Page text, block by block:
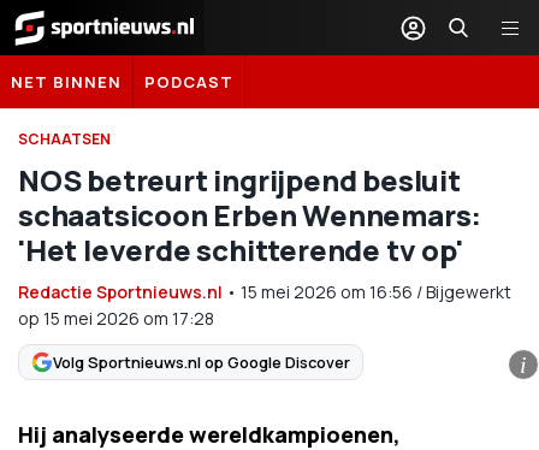
Sportnieuws.nl
NET BINNEN PODCAST
SCHAATSEN
NOS betreurt ingrijpend besluit
schaatsicoon Erben Wennemars:
'Het leverde schitterende tv op'
Redactie Sportnieuws.nl • 15 mei 2026 om 16:56 /Bijgewerkt
op 15 mei 2026 om 17:28
Volg Sportnieuws.nl op Google Discover i
Hij analyseerde wereldkampioenen,